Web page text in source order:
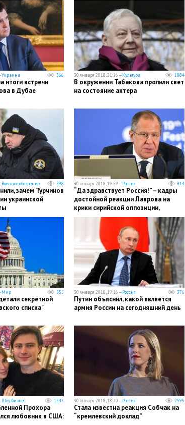
Украина 366
итоги встречи
в Дубае
30 января 2018, 21:16 —Культура 1084
В окружении Табакова пролили свет
на состояние актера
Военное обозрение 598
зачем Турчинов
украинской
30 января 2018, 19:59 —Россия 914
“Да здравствует Россия!” – кадры
достойной реакции Лаврова на
крики сирийской оппозиции,
устроившей громкие споры на
конгрессе в Сочи
Мир 555
секретной
списка"
30 января 2018, 19:16 —Россия 376
Путин объяснил, какой является
армия России на сегодняшний день
Шоу-бизнес 1547
Прохора
любовник в США:
30 января 2018, 18:20 —Россия 2595
Стала известна реакция Собчак на
“кремлевский доклад”